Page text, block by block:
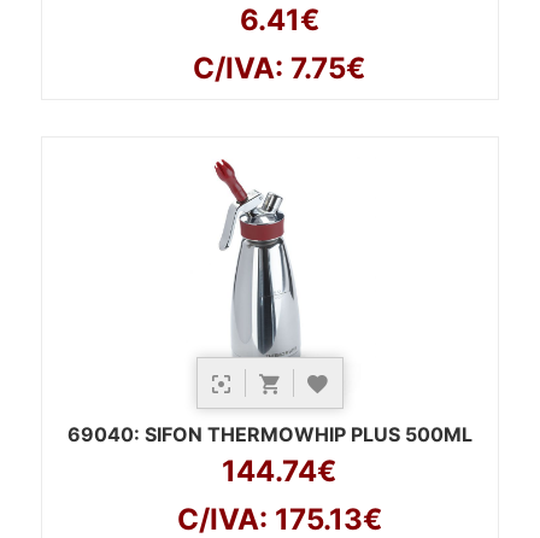
6.41€
C/IVA: 7.75€
69040: SIFON THERMOWHIP PLUS 500ML
144.74€
C/IVA: 175.13€